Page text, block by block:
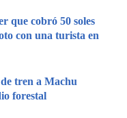
que cobró 50 soles
con una turista en
tren a Machu
forestal